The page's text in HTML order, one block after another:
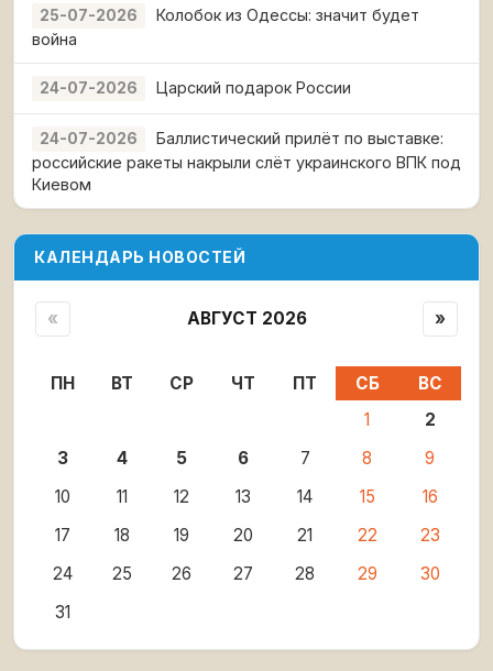
25-07-2026
Колобок из Одессы: значит будет
война
24-07-2026 Царский подарок России
24-07-2026
Баллистический прилёт по выставке:
российские ракеты накрыли слёт украинского ВПК под
Киевом
КАЛЕНДАРЬ НОВОСТЕЙ
« АВГУСТ 2026 »
ПН ВТ СР ЧТ ПТ СБ
ВС
1
2
3
4 5 6 7 8
9
10
11 12 13 14 15
16
17
18 19 20 21 22
23
24
25 26 27 28 29
30
31